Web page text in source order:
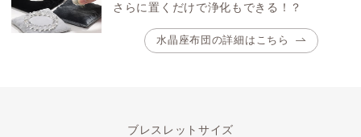
さらに置くだけで浄化もできる！？
水晶座布団の詳細はこちら
ブレスレットサイズ